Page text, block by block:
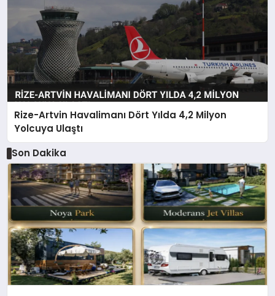
Rize-Artvin Havalimanı Dört Yılda 4,2 Milyon
Yolcuya Ulaştı
Son Dakika